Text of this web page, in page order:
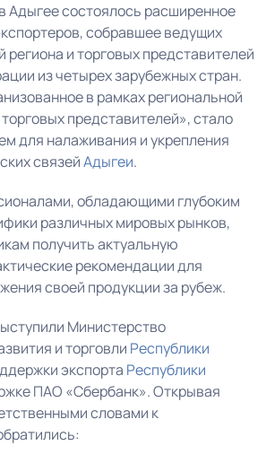
Адыгее состоялось расширенное
собравшее ведущих
и торговых представителей
из четырех зарубежных стран.
в рамках региональной
представителей», стало
для налаживания и укрепления
связейАдыгеи.
обладающими глубоким
различных мировых рынков,
получить актуальную
рекомендации для
своей продукции за рубеж.
Министерство
и торговли Республики
экспорта Республики
ПАО «Сбербанк». Открывая
словами к